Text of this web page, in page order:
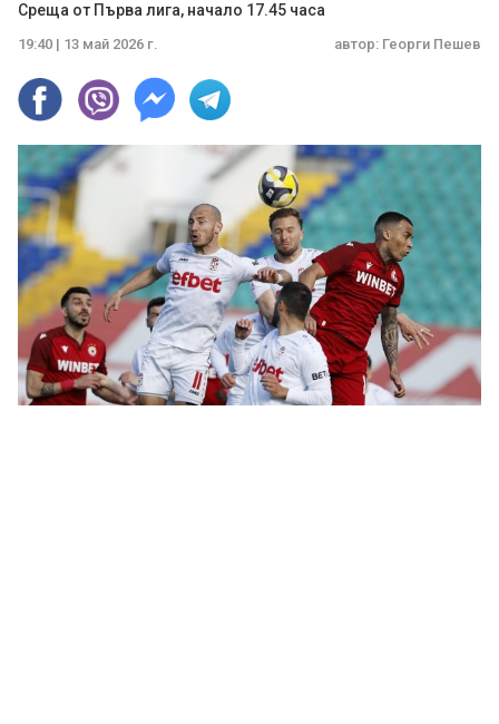
Среща от Първа лига, начало 17.45 часа
19:40 | 13 май 2026 г. автор: Георги Пешев